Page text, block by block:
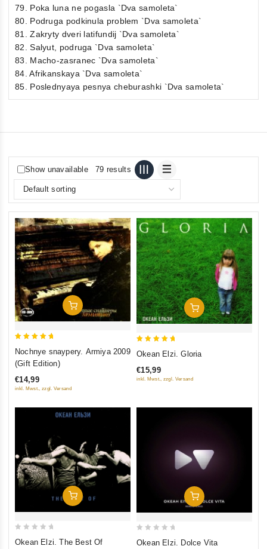
79. Poka luna ne pogasla `Dva samoleta`
80. Podruga podkinula problem `Dva samoleta`
81. Zakryty dveri latifundij `Dva samoleta`
82. Salyut, podruga `Dva samoleta`
83. Macho-zasranec `Dva samoleta`
84. Afrikanskaya `Dva samoleta`
85. Poslednyaya pesnya cheburashki `Dva samoleta`
Show unavailable 79 results
Add To Cart
out of 5
Nochnye snaypery. Armiya 2009
(Gift Edition)
€14,99
inkl. Mwst., zzgl. Versand
Add To Cart
Okean Elzi. Gloria
€15,99
inkl. Mwst., zzgl. Versand
Add To Cart
Okean Elzi. The Best Of
Add To Cart
Okean Elzi. Dolce Vita